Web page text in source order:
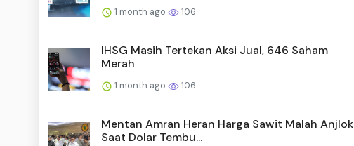
1 month ago 106
IHSG Masih Tertekan Aksi Jual, 646 Saham
Merah
1 month ago 106
Mentan Amran Heran Harga Sawit Malah Anjlok
Saat Dolar Tembu...